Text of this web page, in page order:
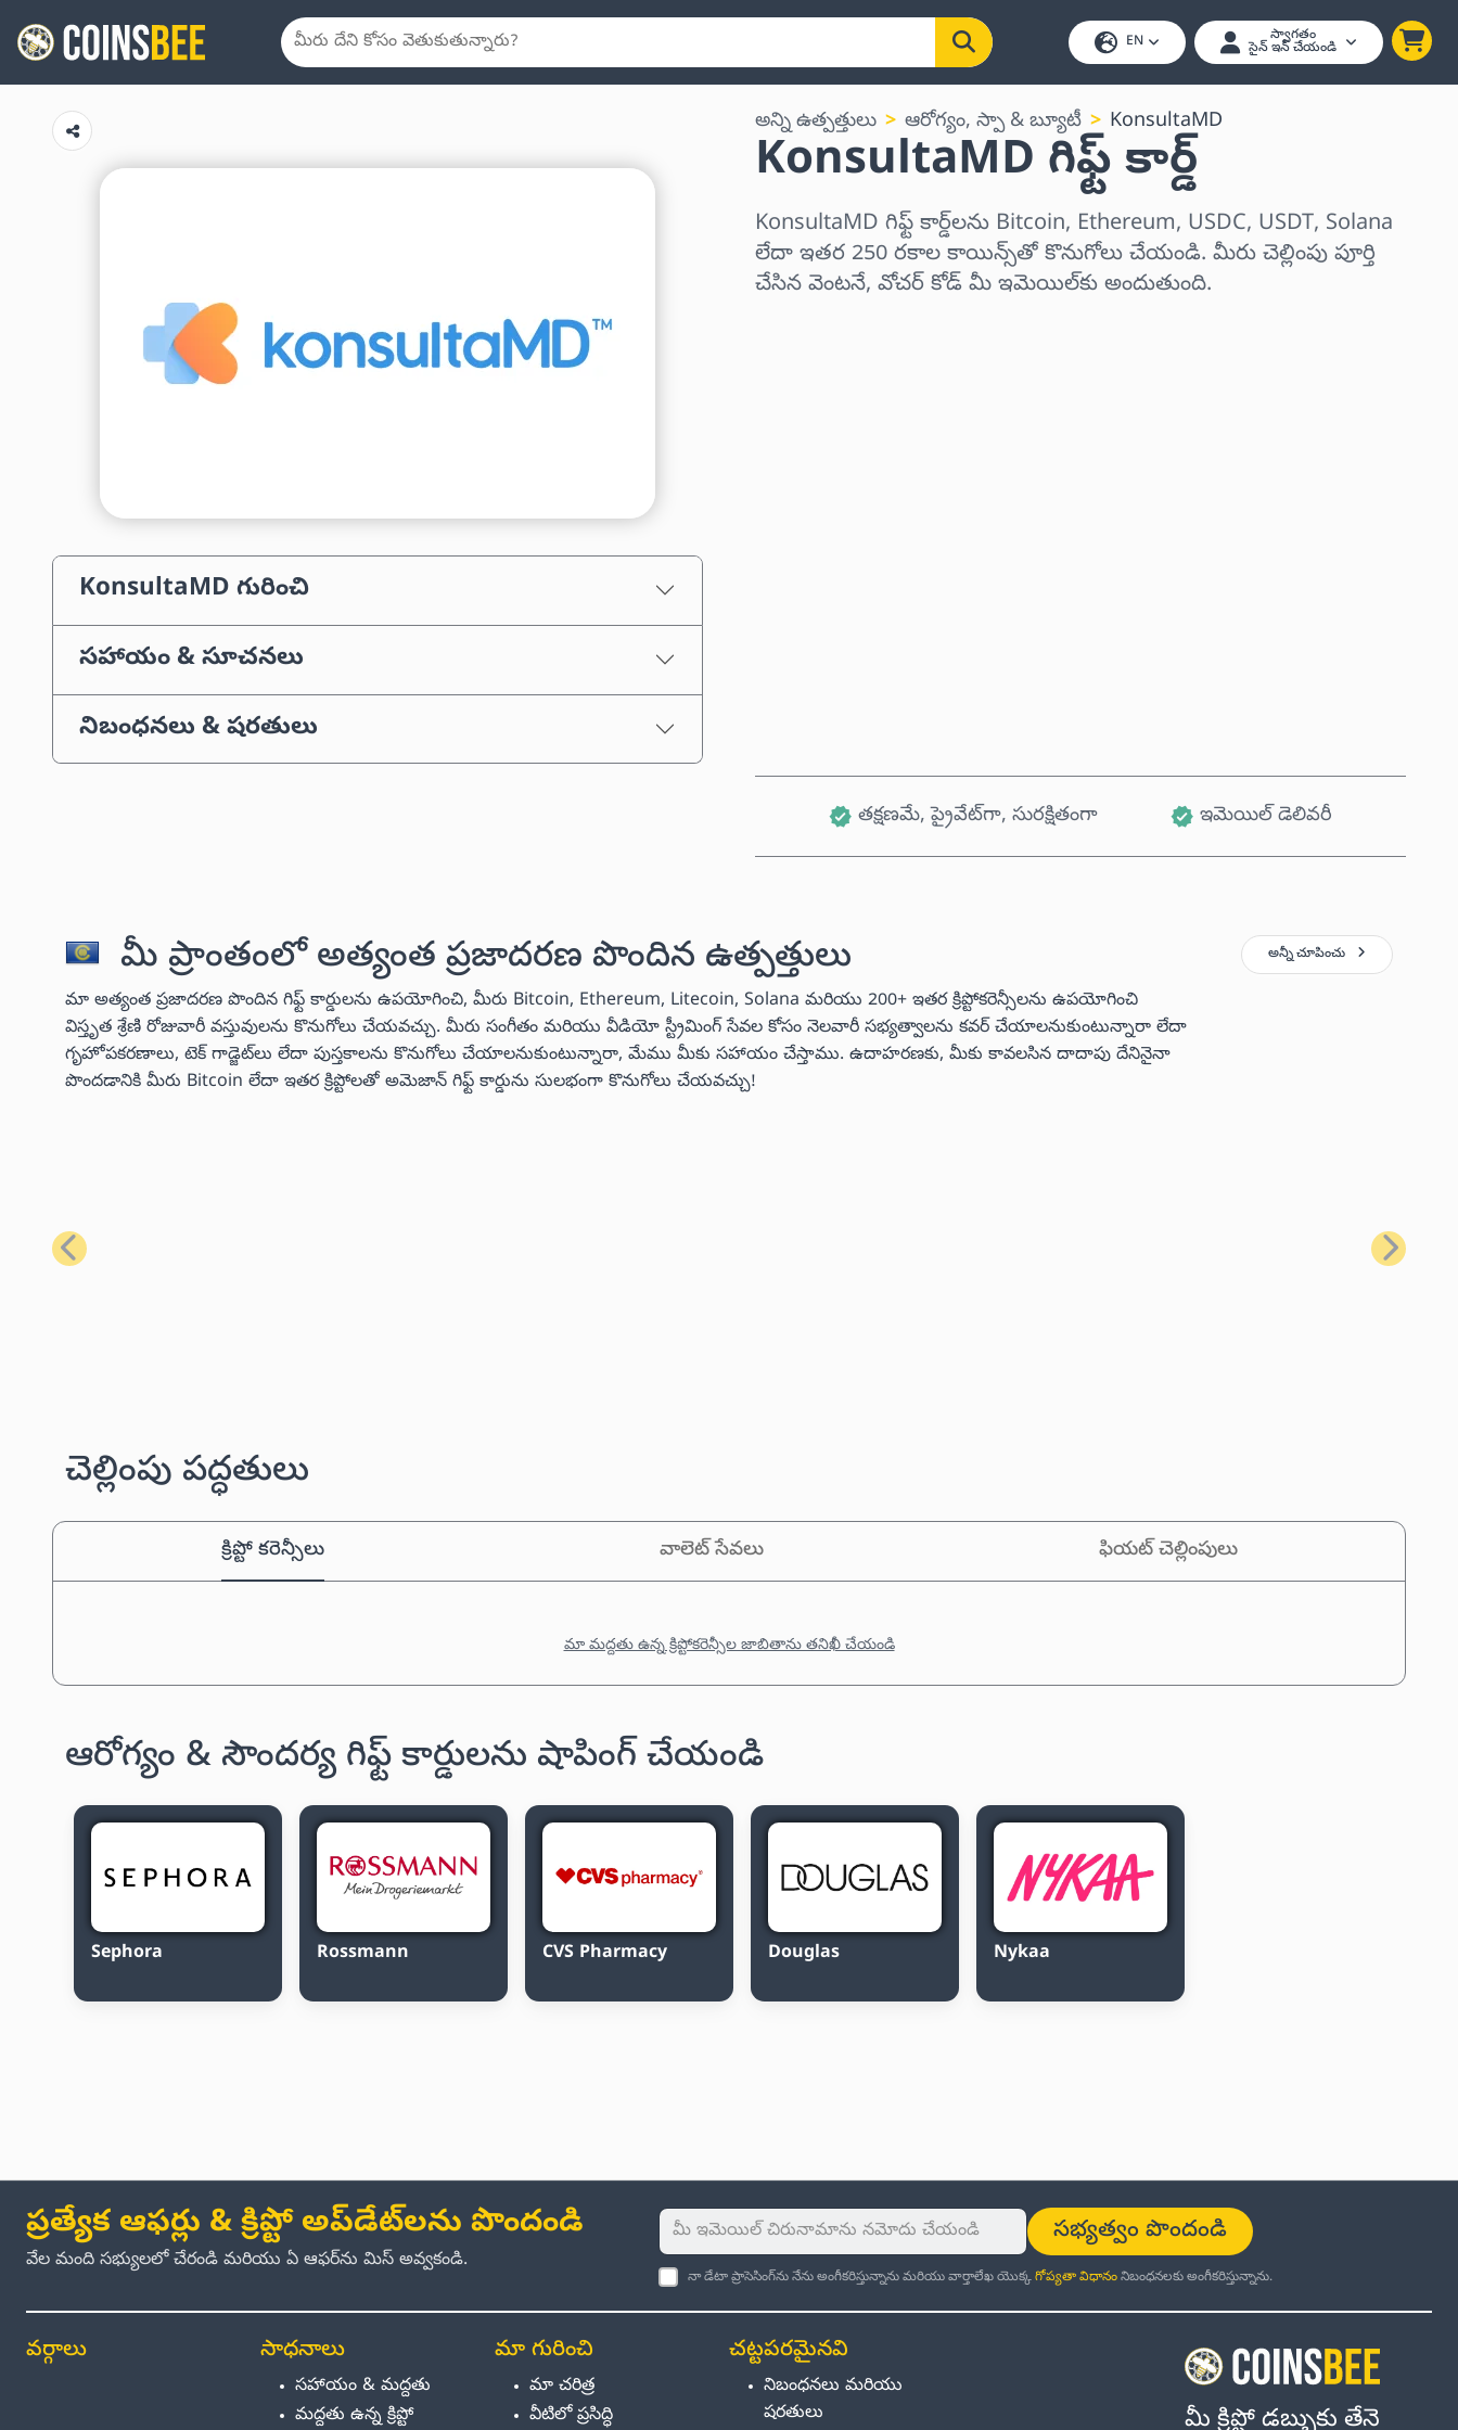
EN స్వాగతం
సైన్ ఇన్ చేయండి
KonsultaMD గురించి
సహాయం & సూచనలు
నిబంధనలు & షరతులు
అన్ని ఉత్పత్తులు ఆరోగ్యం, స్పా & బ్యూటీ KonsultaMD
KonsultaMD గిఫ్ట్ కార్డ్
KonsultaMD గిఫ్ట్ కార్డ్‌లను Bitcoin, Ethereum, USDC, USDT, Solana
లేదా ఇతర 250 రకాల కాయిన్స్‌తో కొనుగోలు చేయండి. మీరు చెల్లింపు పూర్తి
చేసిన వెంటనే, వోచర్ కోడ్ మీ ఇమెయిల్‌కు అందుతుంది.
తక్షణమే, ప్రైవేట్‌గా, సురక్షితంగా ఇమెయిల్ డెలివరీ
మీ ప్రాంతంలో అత్యంత ప్రజాదరణ పొందిన ఉత్పత్తులు
మా అత్యంత ప్రజాదరణ పొందిన గిఫ్ట్ కార్డులను ఉపయోగించి, మీరు Bitcoin, Ethereum, Litecoin, Solana మరియు 200+ ఇతర క్రిప్టోకరెన్సీలను ఉపయోగించి
విస్తృత శ్రేణి రోజువారీ వస్తువులను కొనుగోలు చేయవచ్చు. మీరు సంగీతం మరియు వీడియో స్ట్రీమింగ్ సేవల కోసం నెలవారీ సభ్యత్వాలను కవర్ చేయాలనుకుంటున్నారా లేదా
గృహోపకరణాలు, టెక్ గాడ్జెట్‌లు లేదా పుస్తకాలను కొనుగోలు చేయాలనుకుంటున్నారా, మేము మీకు సహాయం చేస్తాము. ఉదాహరణకు, మీకు కావలసిన దాదాపు దేనినైనా
పొందడానికి మీరు Bitcoin లేదా ఇతర క్రిప్టోలతో అమెజాన్ గిఫ్ట్ కార్డును సులభంగా కొనుగోలు చేయవచ్చు!
అన్నీ చూపించు
మునుపటి తదుపరి
చెల్లింపు పద్ధతులు
క్రిప్టో కరెన్సీలు వాలెట్ సేవలు ఫియట్ చెల్లింపులు
మా మద్దతు ఉన్న క్రిప్టోకరెన్సీల జాబితాను తనిఖీ చేయండి
ఆరోగ్యం & సౌందర్య గిఫ్ట్ కార్డులను షాపింగ్ చేయండి
Sephora Rossmann CVS Pharmacy Douglas Nykaa
ప్రత్యేక ఆఫర్లు & క్రిప్టో అప్‌డేట్‌లను పొందండి
వేల మంది సభ్యులలో చేరండి మరియు ఏ ఆఫర్‌ను మిస్ అవ్వకండి.
సభ్యత్వం పొందండి
నా డేటా ప్రాసెసింగ్‌ను నేను అంగీకరిస్తున్నాను మరియు వార్తాలేఖ యొక్కగోప్యతా విధానంనిబంధనలకు అంగీకరిస్తున్నాను.
వర్గాలు సాధనాలు
సహాయం & మద్దతు
మద్దతు ఉన్న క్రిప్టో
మా గురించి
మా చరిత్ర
వీటిలో ప్రసిద్ధి
చట్టపరమైనవి
నిబంధనలు మరియు
షరతులు
మీ క్రిప్టో డబ్బుకు తేనె